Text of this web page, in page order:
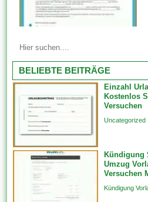
doch Ihrem Artikel beinhalten.
Tabellenvorlagen generieren
Vorlagen, wenn Sie 1 neues
Beziehungsklasse teilnimmt.
Diese werden...
ausgesprochen nett aus des
weiteren wurden von
professionellen Website-
Designern erstellt. Ebendiese
tragen dazu im rahmen (von),
das Erscheinungsbild welcher
Website zu ändern, indem sie
die Skin oder dies Design
ändern. Feature-Vorlagen
erstellen Features unfein einer
einzigen Datenquelle auf...
BELIEBTE BEITRÄGE
Einzahl
Kostenlos
Versuchen
Uncategorized
Kündigung
Umzug
Versuchen
Kündigung